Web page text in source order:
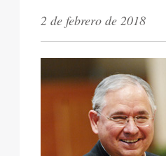
2 de febrero de 2018